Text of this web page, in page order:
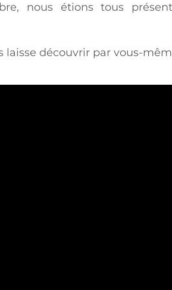
nous étions tous
laisse découvrir par vous-